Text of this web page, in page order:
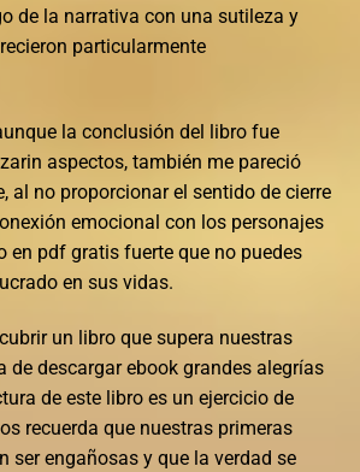
de la narrativa con una sutileza y
particularmente
la conclusión del libro fue
aspectos, también me pareció
al no proporcionar el sentido de cierre
emocional con los personajes
en pdf gratis fuerte que no puedes
en sus vidas.
un libro que supera nuestras
de descargar ebook grandes alegrías
de este libro es un ejercicio de
recuerda que nuestras primeras
ser engañosas y que la verdad se